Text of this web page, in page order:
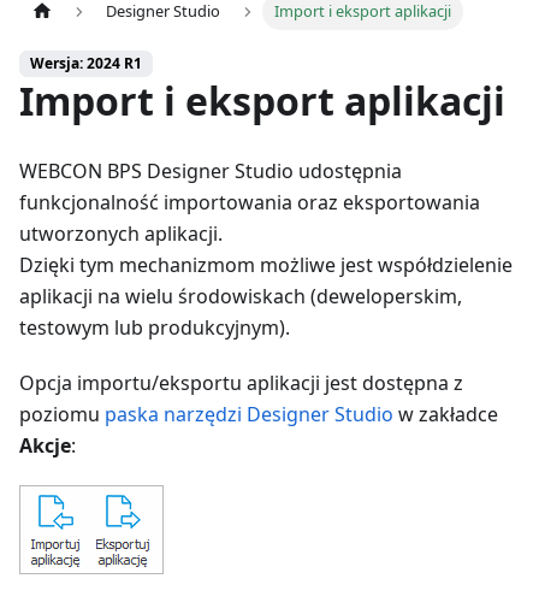
Designer Studio Import i eksport aplikacji
Wersja: 2024 R1
Import i eksport aplikacji
WEBCON BPS Designer Studio udostępnia
funkcjonalność importowania oraz eksportowania
utworzonych aplikacji.
Dzięki tym mechanizmom możliwe jest współdzielenie
aplikacji na wielu środowiskach (deweloperskim,
testowym lub produkcyjnym).
Opcja importu/eksportu aplikacji jest dostępna z
poziomu paska narzędzi Designer Studio w zakładce
Akcje: